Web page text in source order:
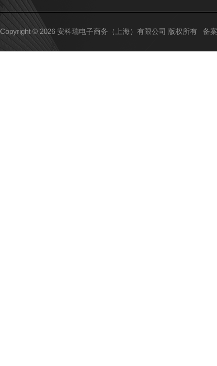
Copyright © 2026 安科瑞电子商务（上海）有限公司 版权所有 备